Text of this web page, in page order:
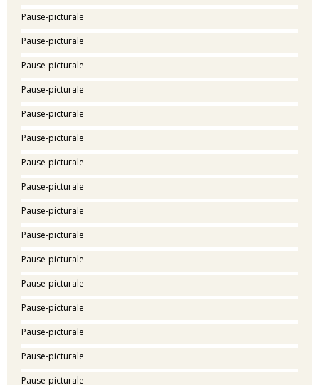
Pause-picturale
Pause-picturale
Pause-picturale
Pause-picturale
Pause-picturale
Pause-picturale
Pause-picturale
Pause-picturale
Pause-picturale
Pause-picturale
Pause-picturale
Pause-picturale
Pause-picturale
Pause-picturale
Pause-picturale
Pause-picturale